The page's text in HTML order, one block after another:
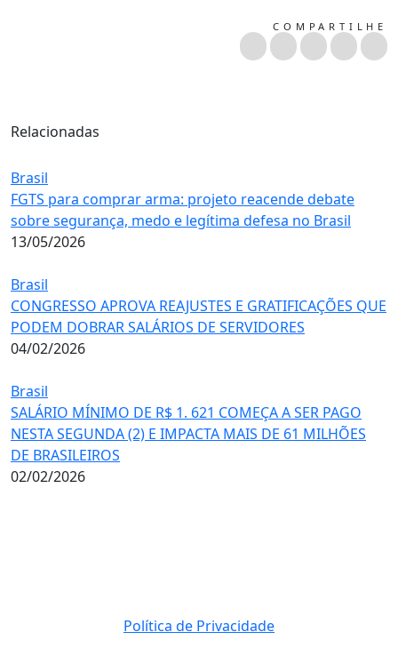
COMPARTILHE
Relacionadas
Brasil
FGTS para comprar arma: projeto reacende debate
sobre segurança, medo e legítima defesa no Brasil
13/05/2026
Brasil
CONGRESSO APROVA REAJUSTES E GRATIFICAÇÕES QUE
PODEM DOBRAR SALÁRIOS DE SERVIDORES
04/02/2026
Brasil
SALÁRIO MÍNIMO DE R$ 1. 621 COMEÇA A SER PAGO
NESTA SEGUNDA (2) E IMPACTA MAIS DE 61 MILHÕES
DE BRASILEIROS
02/02/2026
Política de Privacidade